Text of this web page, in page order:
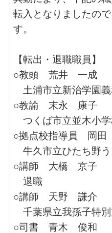
転入となりましたの
す。
【転出・退職職員】
○教頭 荒井 一成
土浦市立新治学園
○教諭 末永 康子
つくば市立並木小
○拠点校指導員 岡
牛久市立ひたち野
○講師 大橋 京子
退職
○講師 天野 謙介
千葉県立我孫子特
○司書 青木 俊和